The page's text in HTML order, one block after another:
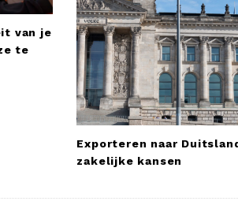
van je
te
Exporteren naar
zakelijke kansen